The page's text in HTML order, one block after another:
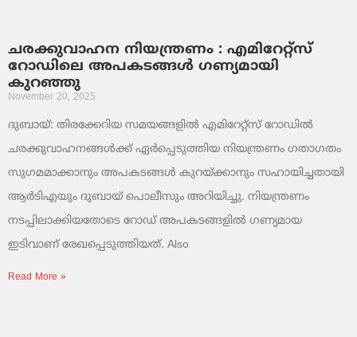
ചരക്കുവാഹന നിയന്ത്രണം : എമിറേറ്റ്സ്
റോഡിലെ അപകടങ്ങൾ ഗണ്യമായി
കുറഞ്ഞു
November 20, 2025
ദുബായ്: തിരക്കേറിയ സമയങ്ങളിൽ എമിറേറ്റ്സ് റോഡിൽ
ചരക്കുവാഹനങ്ങൾക്ക് ഏർപ്പെടുത്തിയ നിയന്ത്രണം ഗതാഗതം
സുഗമമാക്കാനും അപകടങ്ങൾ കുറയ്ക്കാനും സഹായിച്ചതായി
ആർടിഎയും ദുബായ് പൊലീസും അറിയിച്ചു. നിയന്ത്രണം
നടപ്പിലാക്കിയതോടെ റോഡ് അപകടങ്ങളിൽ ഗണ്യമായ
ഇടിവാണ് രേഖപ്പെടുത്തിയത്. Also
Read More »